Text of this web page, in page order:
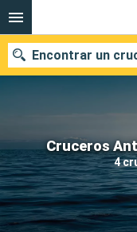
Cruceros
4
Encontrar un
Nuestros destinos
Fecha de salida
Puertos